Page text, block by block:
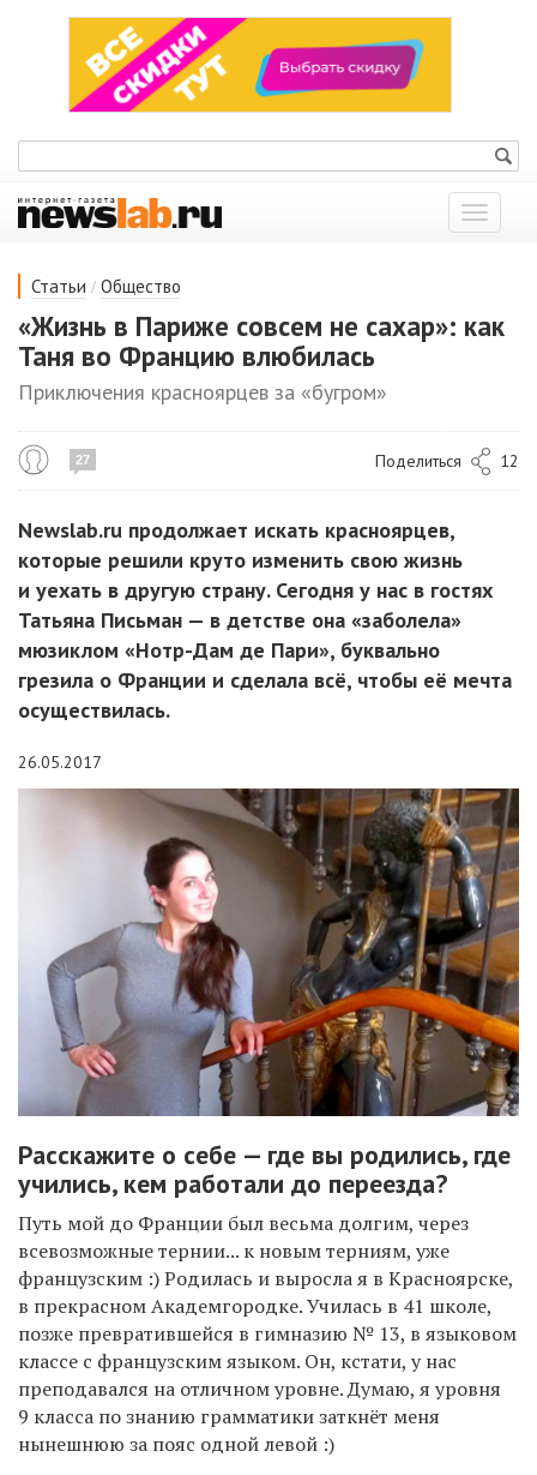
Показать
меню
Статьи / Общество
«Жизнь в Париже совсем не сахар»: как
Таня во Францию влюбилась
Приключения красноярцев за «бугром»
27 Поделиться 12
Newslab.ru продолжает искать красноярцев,
которые решили круто изменить свою жизнь
и уехать в другую страну. Сегодня у нас в гостях
Татьяна Письман — в детстве она «заболела»
мюзиклом «Нотр-Дам де Пари», буквально
грезила о Франции и сделала всё, чтобы её мечта
осуществилась.
26.05.2017
Расскажите о себе — где вы родились, где
учились, кем работали до переезда?
Путь мой до Франции был весьма долгим, через
всевозможные тернии... к новым терниям, уже
французским :) Родилась и выросла я в Красноярске,
в прекрасном Академгородке. Училась в 41 школе,
позже превратившейся в гимназию № 13, в языковом
классе с французским языком. Он, кстати, у нас
преподавался на отличном уровне. Думаю, я уровня
9 класса по знанию грамматики заткнёт меня
нынешнюю за пояс одной левой :)